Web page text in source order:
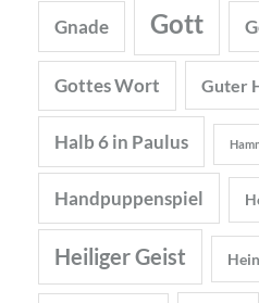
Gnade Gott
Gottes Wort Guter
Halb 6 in Paulus
Handpuppenspiel
Heiliger Geist